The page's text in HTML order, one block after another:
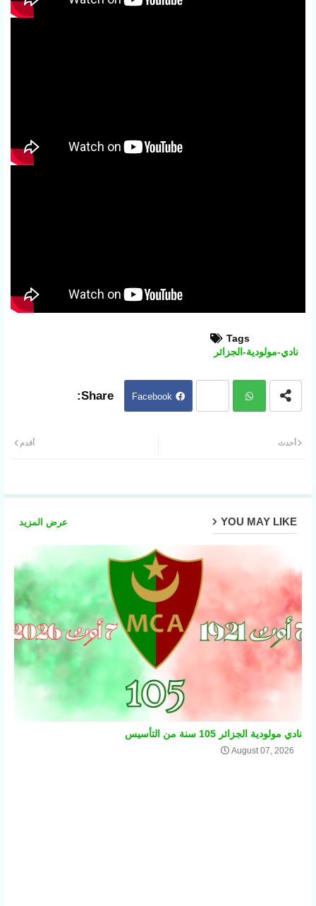
Tags
نادي-مولودية-الجزائر
Facebook
pp
أحدث أقدم
YOU MAY LIKE عرض المزيد
نادي مولودية الجزائر 105 سنة من التأسيس
August 07, 2026